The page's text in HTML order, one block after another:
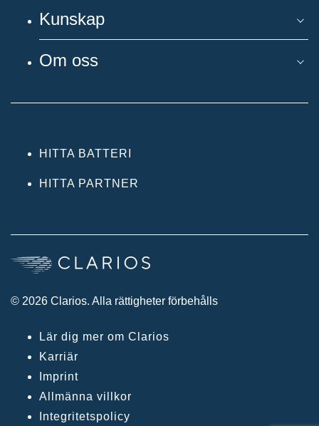
Kunskap
Om oss
HITTA BATTERI
HITTA PARTNER
© 2026 Clarios. Alla rättigheter förbehålls
Lär dig mer om Clarios
Karriär
Imprint
Allmänna villkor
Integritetspolicy